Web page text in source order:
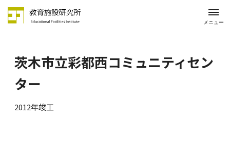
メニュー
茨木市立彩都西コミュニティセン
ター
2012年竣工